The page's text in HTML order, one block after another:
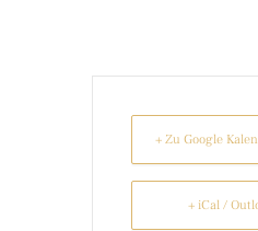
+ Zu Google
+ iCal /